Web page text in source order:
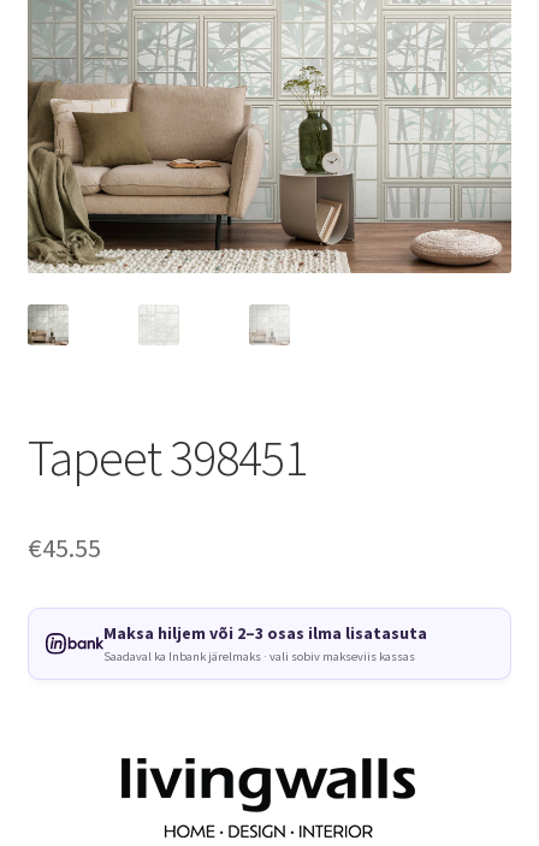
Tapeet 398451
€45.55
Maksa hiljem või 2–3 osas ilma lisatasuta
Saadaval ka Inbank järelmaks · vali sobiv makseviis kassas